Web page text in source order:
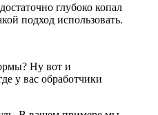
глубоко копал
подход использовать.
Ну вот и
у вас обработчики